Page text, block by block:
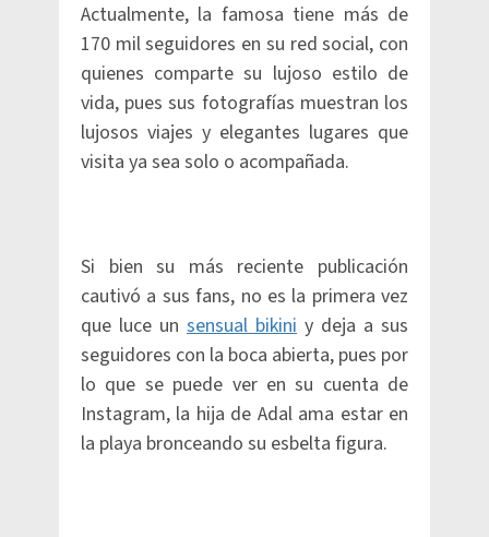
Actualmente, la famosa tiene más de
170 mil seguidores en su red social, con
quienes comparte su lujoso estilo de
vida, pues sus fotografías muestran los
lujosos viajes y elegantes lugares que
visita ya sea solo o acompañada.
Si bien su más reciente publicación
cautivó a sus fans, no es la primera vez
que luce un sensual bikini y deja a sus
seguidores con la boca abierta, pues por
lo que se puede ver en su cuenta de
Instagram, la hija de Adal ama estar en
la playa bronceando su esbelta figura.